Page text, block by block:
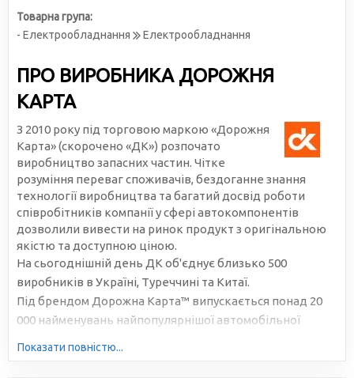
Товарна група:
- Електрообладнання
Електрообладнання
ПРО ВИРОБНИКА ДОРОЖНЯ
КАРТА
З 2010 року під торговою маркою «Дорожня
Карта» (скорочено «ДК») розпочато
виробництво запасних частин. Чітке
розуміння переваг споживачів, бездоганне знання
технології виробництва та багатий досвід роботи
співробітників компанії у сфері автокомпонентів
дозволили вивести на ринок продукт з оригінальною
якістю та доступною ціною.
На сьогоднішній день ДК об'єднує близько 500
виробників в Україні, Туреччині та Китаї.
Під брендом Дорожна Карта™ випускається понад 20
000 найменувань найпопулярнішої автомобільної
Показати повністю...